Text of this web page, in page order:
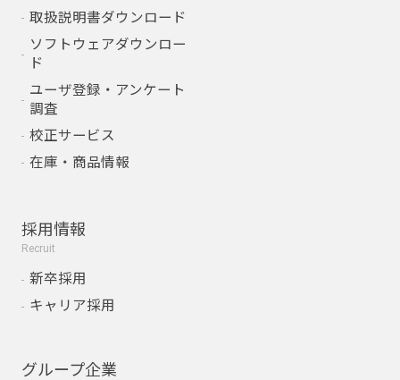
取扱説明書ダウンロード
ソフトウェアダウンロー
ド
ユーザ登録・アンケート
調査
校正サービス
在庫・商品情報
採用情報
Recruit
新卒採用
キャリア採用
グループ企業